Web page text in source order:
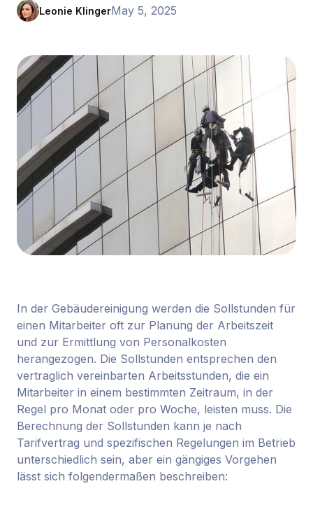
Leonie KlingerMay 5, 2025
In der Gebäudereinigung werden die Sollstunden für
einen Mitarbeiter oft zur Planung der Arbeitszeit
und zur Ermittlung von Personalkosten
herangezogen. Die Sollstunden entsprechen den
vertraglich vereinbarten Arbeitsstunden, die ein
Mitarbeiter in einem bestimmten Zeitraum, in der
Regel pro Monat oder pro Woche, leisten muss. Die
Berechnung der Sollstunden kann je nach
Tarifvertrag und spezifischen Regelungen im Betrieb
unterschiedlich sein, aber ein gängiges Vorgehen
lässt sich folgendermaßen beschreiben: